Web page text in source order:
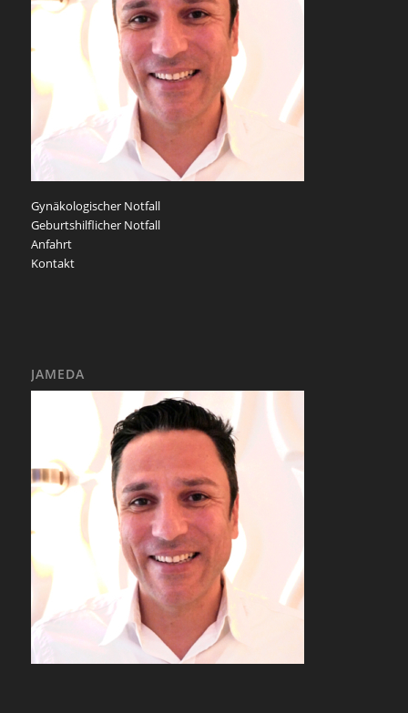
Gynäkologischer Notfall
Geburtshilflicher Notfall
Anfahrt
Kontakt
JAMEDA